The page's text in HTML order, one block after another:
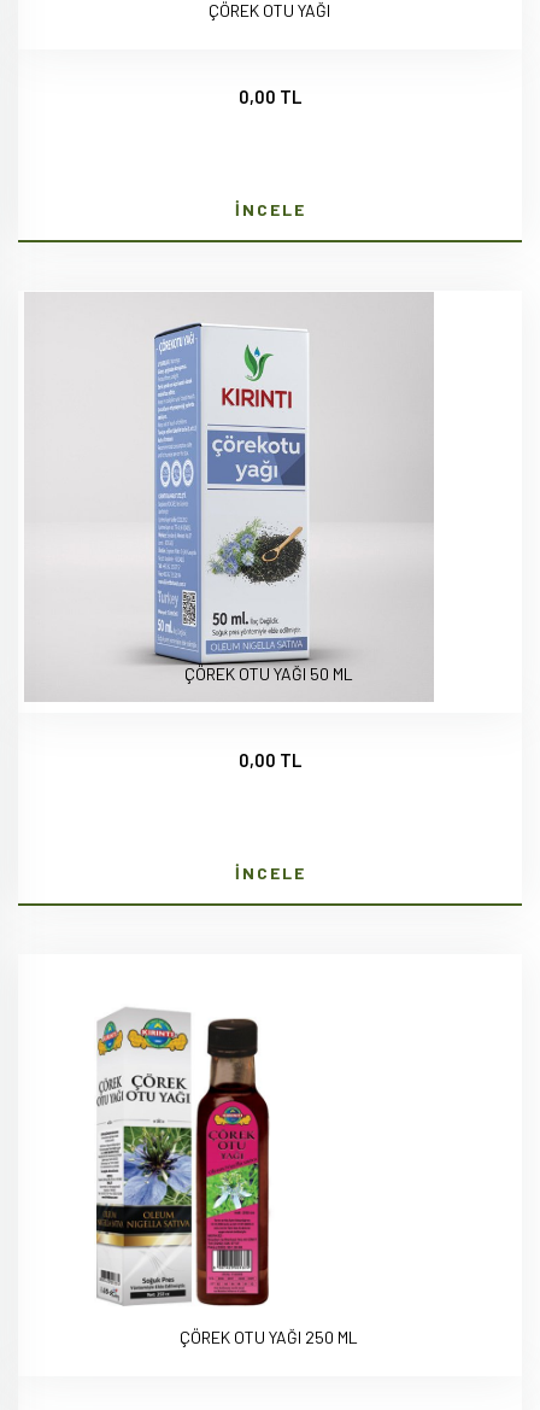
ÇÖREK OTU YAĞI
0,00 TL
İNCELE
ÇÖREK OTU YAĞI 50 ML
0,00 TL
İNCELE
ÇÖREK OTU YAĞI 250 ML